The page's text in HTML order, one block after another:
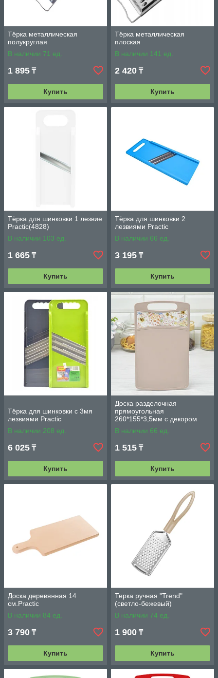
Тёрка металлическая
полукруглая
В наличии 71 ед.
1 895 ₸
Купить
Тёрка металлическая
плоская
В наличии 141 ед.
2 420 ₸
Купить
Тёрка для шинковки 1 лезвие
Practic(4828)
В наличии 103 ед.
1 665 ₸
Купить
Тёрка для шинковки 2
лезвиями Practic
В наличии 66 ед.
3 195 ₸
Купить
Тёрка для шинковки с 3мя
лезвиями Practic
В наличии 208 ед.
6 025 ₸
Купить
Доска разделочная
прямоугольная
260*155*3,5мм с декором
(бежевый)
В наличии 66 ед.
1 515 ₸
Купить
Доска деревянная 14
см.Practic
В наличии 84 ед.
3 790 ₸
Купить
Терка ручная "Trend"
(светло-бежевый)
В наличии 74 ед.
1 900 ₸
Купить